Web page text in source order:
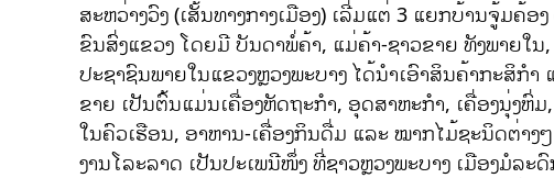
ສະຫວ່າງວົງ (ເສັ້ນທາງກາງເມືອງ) ເລີ່ມແຕ່ 3 ແຍກບ້ານຈູ້ມຄ້
ຂົນສົ່ງແຂວງ ໂດຍມີ ບັນດາພໍ່ຄ້າ, ແມ່ຄ້າ-ຊາວຂາຍ ທັງພາຍໃ
ປະຊາຊົນພາຍໃນແຂວງຫຼວງພະບາງ ໄດ້ນຳເອົາສິນຄ້າກະສິກ
ຂາຍ ເປັນຕົ້ນແມ່ນເຄື່ອງຫັດຖະກຳ, ອຸດສາຫະກຳ, ເຄື່ອງນຸ່ງຫົ່
ໃນຄົວເຮືອນ, ອາຫານ-ເຄື່ອງກິນດື່ມ ແລະ ໝາກໄມ້ຊະນິດຕ່າງ
ງານໂລະລາດ ເປັນປະເພນີໜຶ່ງ ທີ່ຊາວຫຼວງພະບາງ ເມືອງມໍລ